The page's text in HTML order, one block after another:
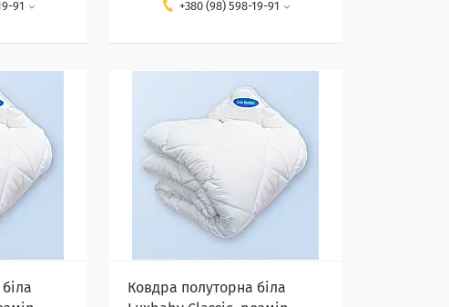
91 +380 (98) 598-19-91
Ковдра полуторна біла